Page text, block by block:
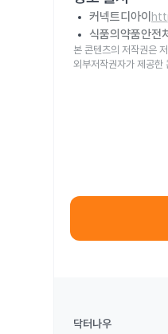
커넥트디아이
식품의약품안전
본 콘텐츠의 저작권은
외부저작권자가 제공한
닥터나우